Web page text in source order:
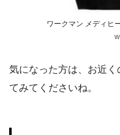
ワークマン メディヒ
気になった方は、お近
てみてくださいね。